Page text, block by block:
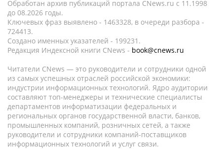
Обработан архив публикаций портала CNews.ru c 11.1998
до 08.2026 годы.
Ключевых фраз выявлено - 1463328, в очереди разбора -
724413.
Создано именных указателей - 199231.
Редакция Индексной книги CNews - book@cnews.ru
Читатели CNews — это руководители и сотрудники одной
из самых успешных отраслей российской экономики:
индустрии информационных технологий. Ядро аудитории
составляют топ-менеджеры и технические специалисты
департаментов информатизации федеральных и
региональных органов государственной власти, банков,
промышленных компаний, розничных сетей, а также
руководители и сотрудники компаний-поставщиков
информационных технологий и услуг связи.